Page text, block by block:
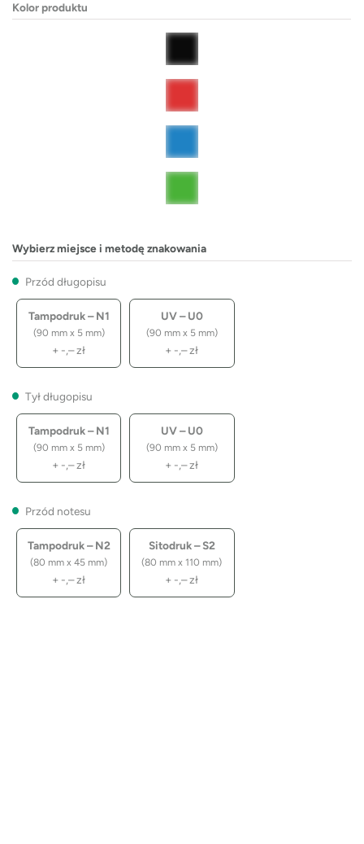
Kolor produktu
Wybierz miejsce i metodę znakowania
Przód długopisu
Tampodruk – N1
(90 mm x 5 mm)
+ -,–zł
UV – U0
(90 mm x 5 mm)
+ -,–zł
Tył długopisu
Tampodruk – N1
(90 mm x 5 mm)
+ -,–zł
UV – U0
(90 mm x 5 mm)
+ -,–zł
Przód notesu
Tampodruk – N2
(80 mm x 45 mm)
+ -,–zł
Sitodruk – S2
(80 mm x 110 mm)
+ -,–zł